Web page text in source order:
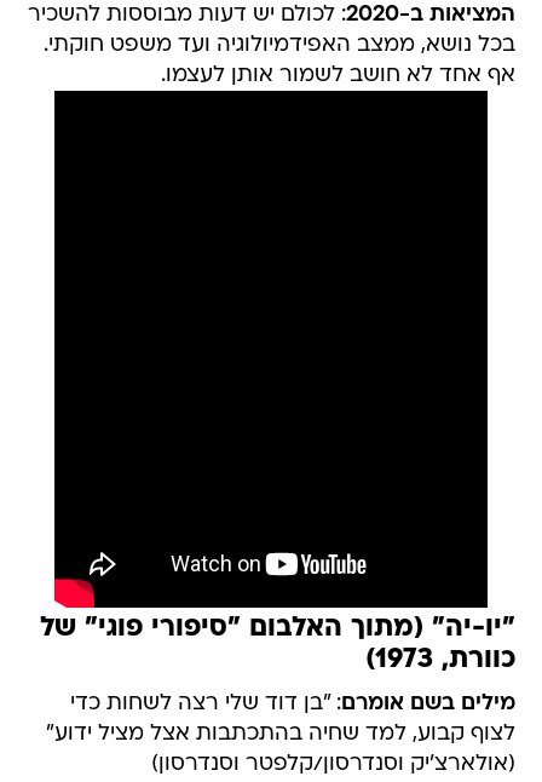
המציאות ב-2020
: לכולם יש דעות מבוססות להשכיר
בכל נושא, ממצב האפידמיולוגיה ועד משפט חוקתי.
אף אחד לא חושב לשמור אותן לעצמו.
"יו-יה" (מתוך האלבום "סיפורי פוגי" של
כוורת, 1973)
מילים בשם אומרם: "בן דוד שלי רצה לשחות כדי
לצוף קבוע, למד שחיה בהתכתבות אצל מציל ידוע"
(אולארצ'יק וסנדרסון/קלפטר וסנדרסון)